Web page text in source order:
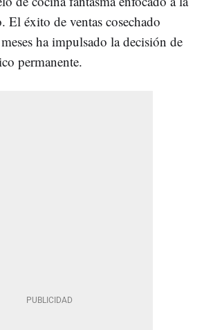
El éxito de ventas cosechado
ha impulsado la decisión de
permanente.